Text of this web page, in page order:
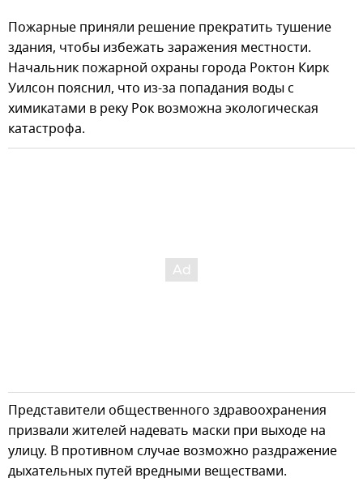
​Пожарные приняли решение прекратить тушение
здания, чтобы избежать заражения местности.
Начальник пожарной охраны города Роктон Кирк
Уилсон пояснил, что из-за попадания воды с
химикатами в реку Рок возможна экологическая
катастрофа.
Представители общественного здравоохранения
призвали жителей надевать маски при выходе на
улицу. В противном случае возможно раздражение
дыхательных путей вредными веществами.